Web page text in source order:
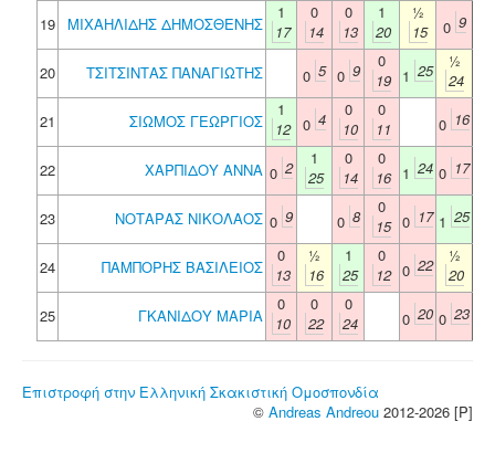
19
ΜΙΧΑΗΛΙΔΗΣ ΔΗΜΟΣΘΕΝΗΣ
1
17
0
14
0
13
1
20
½
15
0 9
20 ΤΣΙΤΣΙΝΤΑΣ ΠΑΝΑΓΙΩΤΗΣ 0 5 0 9
0
19 1 25
½
24
21
ΣΙΩΜΟΣ ΓΕΩΡΓΙΟΣ
1
12 0 4
0
10
0
11
0 16
22 ΧΑΡΠΙΔΟΥ ΑΝΝΑ 0 2
1
25
0
14
0
16 1 24 0 17
23 ΝΟΤΑΡΑΣ ΝΙΚΟΛΑΟΣ 0 9 0 8
0
15 0 17 1 25
24 ΠΑΜΠΟΡΗΣ ΒΑΣΙΛΕΙΟΣ
0
13
½
16
1
25
0
12 0 22
½
20
25
ΓΚΑΝΙΔΟΥ ΜΑΡΙΑ
0
10
0
22
0
24
0 20 0 23
Επιστροφή στην Ελληνική Σκακιστική Ομοσπονδία
© Andreas Andreou 2012-2026 [P]